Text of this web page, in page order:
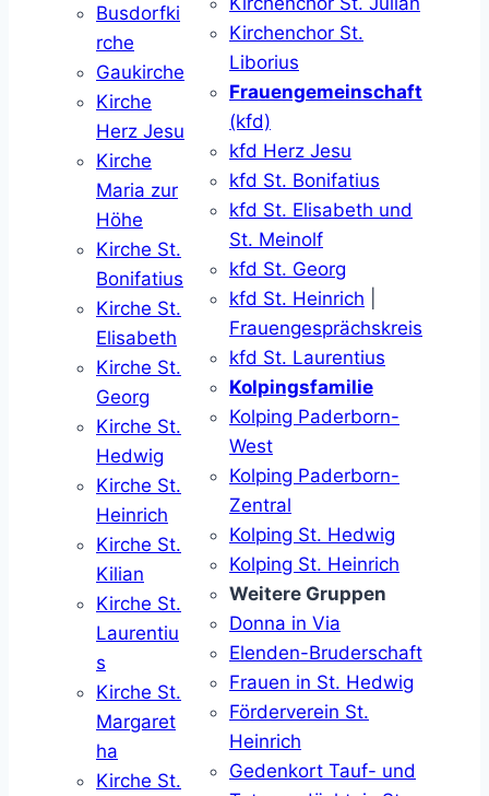
Busdorfki
rche
Gaukirche
Kirche
Herz Jesu
Kirche
Maria zur
Höhe
Kirche St.
Bonifatius
Kirche St.
Elisabeth
Kirche St.
Georg
Kirche St.
Hedwig
Kirche St.
Heinrich
Kirche St.
Kilian
Kirche St.
Laurentiu
s
Kirche St.
Margaret
ha
Kirche St.
Kirchenchor St.
Liborius
Frauengemeinschaft
(kfd)
kfd Herz Jesu
kfd St. Bonifatius
kfd St. Elisabeth und
St. Meinolf
kfd St. Georg
kfd St. Heinrich
Frauengesprächskreis
kfd St. Laurentius
Kolpingsfamilie
Kolping Paderborn-
West
Kolping Paderborn-
Zentral
Kolping St. Hedwig
Kolping St. Heinrich
Weitere Gruppen
Donna in Via
Elenden-Bruderschaft
Frauen in St. Hedwig
Förderverein St.
Heinrich
Gedenkort Tauf- und